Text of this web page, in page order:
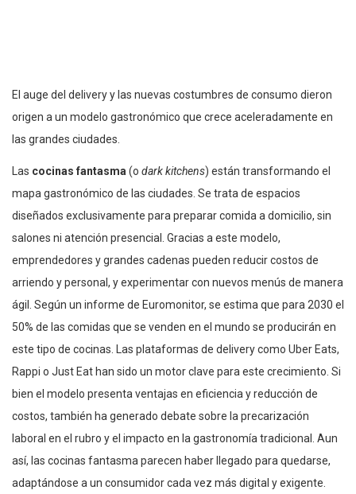
El auge del delivery y las nuevas costumbres de consumo dieron
origen a un modelo gastronómico que crece aceleradamente en
las grandes ciudades.
Las cocinas fantasma(o dark kitchens) están transformando el
mapa gastronómico de las ciudades. Se trata de espacios
diseñados exclusivamente para preparar comida a domicilio, sin
salones ni atención presencial. Gracias a este modelo,
emprendedores y grandes cadenas pueden reducir costos de
arriendo y personal, y experimentar con nuevos menús de manera
ágil. Según un informe de Euromonitor, se estima que para 2030 el
50% de las comidas que se venden en el mundo se producirán en
este tipo de cocinas. Las plataformas de delivery como Uber Eats,
Rappi o Just Eat han sido un motor clave para este crecimiento. Si
bien el modelo presenta ventajas en eficiencia y reducción de
costos, también ha generado debate sobre la precarización
laboral en el rubro y el impacto en la gastronomía tradicional. Aun
así, las cocinas fantasma parecen haber llegado para quedarse,
adaptándose a un consumidor cada vez más digital y exigente.